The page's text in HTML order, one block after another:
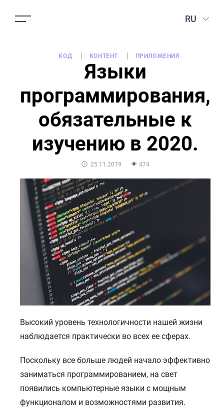
RU
КОД КОНТЕНТ ПРИЛОЖЕНИЯ
Языки
программирования,
обязательные к
изучению в 2020.
POSTED
25.11.2019 474
Высокий уровень технологичности нашей жизни
наблюдается практически во всех ее сферах.
Поскольку все больше людей начало эффективно
заниматься программированием, на свет
появились компьютерные языки с мощным
функционалом и возможностями развития.